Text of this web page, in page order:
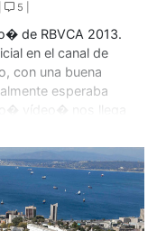
5 |
de RBVCA 2013.
en el canal de
con una buena
esperaba
vídeo� nos llega